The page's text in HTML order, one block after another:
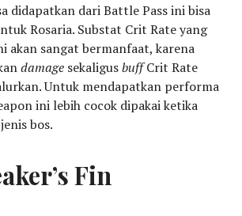
didapatkan dari Battle Pass ini bisa
Rosaria. Substat Crit Rate yang
akan sangat bermanfaat, karena
damage sekaligusbuffCrit Rate
Untuk mendapatkan performa
ini lebih cocok dipakai ketika
bos.
Fin